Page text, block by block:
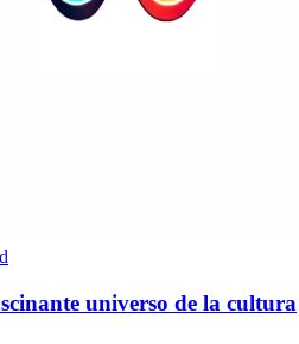
universo de la cultura